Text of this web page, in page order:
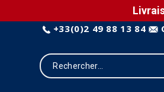
+33(0)2 49 88 13 84